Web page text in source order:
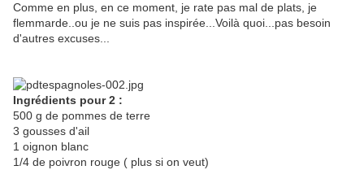
Comme en plus, en ce moment, je rate pas mal de plats, je
flemmarde..ou je ne suis pas inspirée...Voilà quoi...pas besoin
d'autres excuses...
Ingrédients pour 2 :
500 g de pommes de terre
3 gousses d'ail
1 oignon blanc
1/4 de poivron rouge ( plus si on veut)